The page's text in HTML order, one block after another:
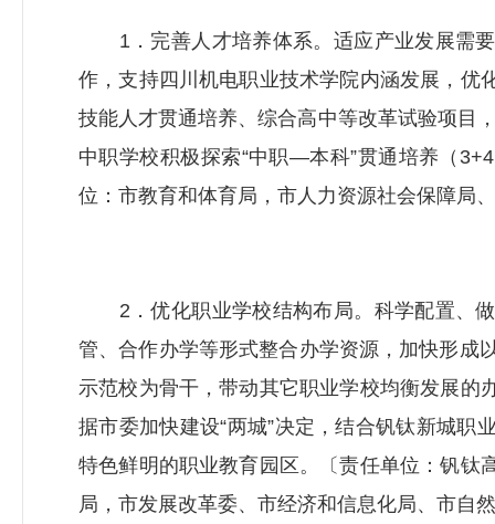
1．完善人才培养体系。适应产业发展需要
作，支持四川机电职业技术学院内涵发展，优
技能人才贯通培养、综合高中等改革试验项目
中职学校积极探索“中职—本科”贯通培养（
位：市教育和体育局，市人力资源社会保障局
2．优化职业学校结构布局。科学配置、做
管、合作办学等形式整合办学资源，加快形成
示范校为骨干，带动其它职业学校均衡发展的
据市委加快建设“两城”决定，结合钒钛新城职
特色鲜明的职业教育园区。〔责任单位：钒钛
局 ，市发展改革委、市经济和信息化局、市自